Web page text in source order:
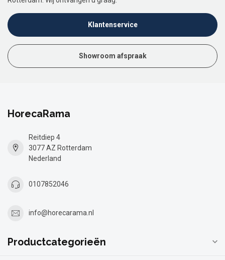
Klantenservice
Showroom afspraak
HorecaRama
Reitdiep 4
3077 AZ Rotterdam
Nederland
0107852046
info@horecarama.nl
Productcategorieën